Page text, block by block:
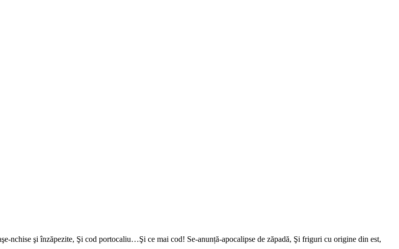
nchise şi înzăpezite, Şi cod portocaliu…Şi ce mai cod! Se-anunță-apocalipse de zăpadă, Şi friguri cu origine din est,